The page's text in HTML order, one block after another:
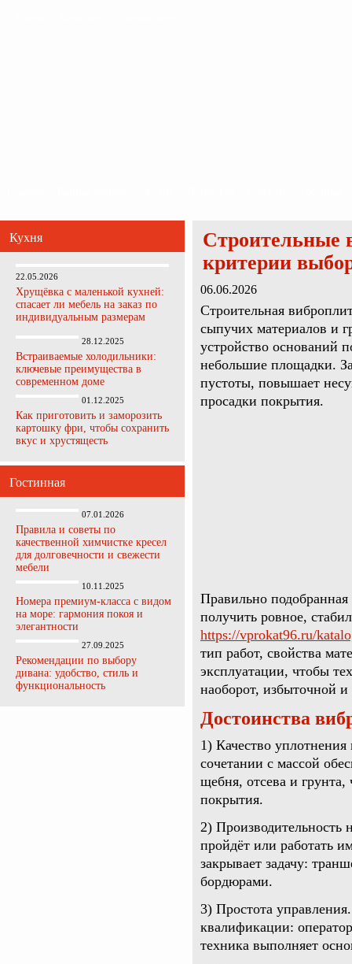
Кухня
22.05.2026
Хрущёвка с маленькой кухней:
спасает ли мебель на заказ по
индивидуальным размерам
28.12.2025
Встраиваемые холодильники:
ключевые преимущества в
современном доме
01.12.2025
Как приготовить и заморозить
картошку фри, чтобы сохранить
вкус и хрустящесть
Гостинная
07.01.2026
Правила и советы по
качественной химчистке кресел
для долговечности и свежести
мебели
10.11.2025
Номера премиум-класса с видом
на море: гармония покоя и
элегантности
27.09.2025
Рекомендации по выбору
дивана: удобство, стиль и
функциональность
критерии
06.06.2026
Строительная
сыпучих материалов и
устройство оснований
небольшие площадки.
пустоты, повышает
просадки покрытия.
Правильно
получить ровное,
https://vprokat96.ru/
тип работ, свойства
эксплуатации, чтобы
наоборот, избыточной
Достоинства
1) Качество
сочетании с массой
щебня, отсева и
покрытия.
2) Производительность
пройдёт или работать
закрывает задачу:
бордюрами.
3) Простота
квалификации:
техника выполняет